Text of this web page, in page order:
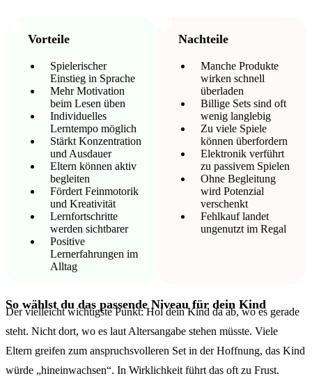
Vorteile
Spielerischer
Einstieg in Sprache
Mehr Motivation
beim Lesen üben
Individuelles
Lerntempo möglich
Stärkt Konzentration
und Ausdauer
Eltern können aktiv
begleiten
Fördert Feinmotorik
und Kreativität
Lernfortschritte
werden sichtbarer
Positive
Lernerfahrungen im
Alltag
Nachteile
Manche Produkte
wirken schnell
überladen
Billige Sets sind oft
wenig langlebig
Zu viele Spiele
können überfordern
Elektronik verführt
zu passivem Spielen
Ohne Begleitung
wird Potenzial
verschenkt
Fehlkauf landet
ungenutzt im Regal
So wählst du das passende Niveau für dein Kind
Der vielleicht wichtigste Punkt: Hol dein Kind da ab, wo es gerade
steht. Nicht dort, wo es laut Altersangabe stehen müsste. Viele
Eltern greifen zum anspruchsvolleren Set in der Hoffnung, das Kind
würde „hineinwachsen“. In Wirklichkeit führt das oft zu Frust.